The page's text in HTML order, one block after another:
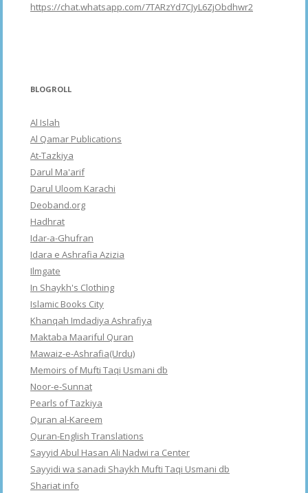
https://chat.whatsapp.com/7TARzYd7CJyL6ZjObdhwr2
BLOGROLL
Al Islah
Al Qamar Publications
At-Tazkiya
Darul Ma'arif
Darul Uloom Karachi
Deoband.org
Hadhrat
Idar-a-Ghufran
Idara e Ashrafia Azizia
Ilmgate
In Shaykh's Clothing
Islamic Books City
Khanqah Imdadiya Ashrafiya
Maktaba Maariful Quran
Mawaiz-e-Ashrafia(Urdu)
Memoirs of Mufti Taqi Usmani db
Noor-e-Sunnat
Pearls of Tazkiya
Quran al-Kareem
Quran-English Translations
Sayyid Abul Hasan Ali Nadwi ra Center
Sayyidi wa sanadi Shaykh Mufti Taqi Usmani db
Shariat info